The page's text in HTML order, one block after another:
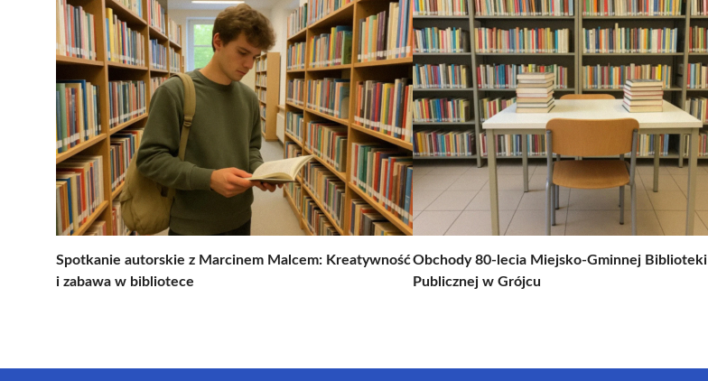
Spotkanie autorskie z Marcinem Malcem: Kreatywność
i zabawa w bibliotece
Obchody 80-lecia Miejsko-Gminnej Biblioteki
Publicznej w Grójcu